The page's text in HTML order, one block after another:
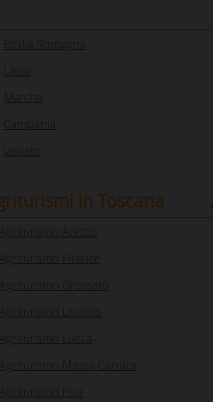
Emilia Romagna
Lazio
Marche
Campania
Veneto
in Toscana
Agriturismo Arezzo
Agriturismo Firenze
Agriturismo Grosseto
Agriturismo Livorno
Agriturismo Lucca
Agriturismo Massa Carrara
Agriturismo Pisa